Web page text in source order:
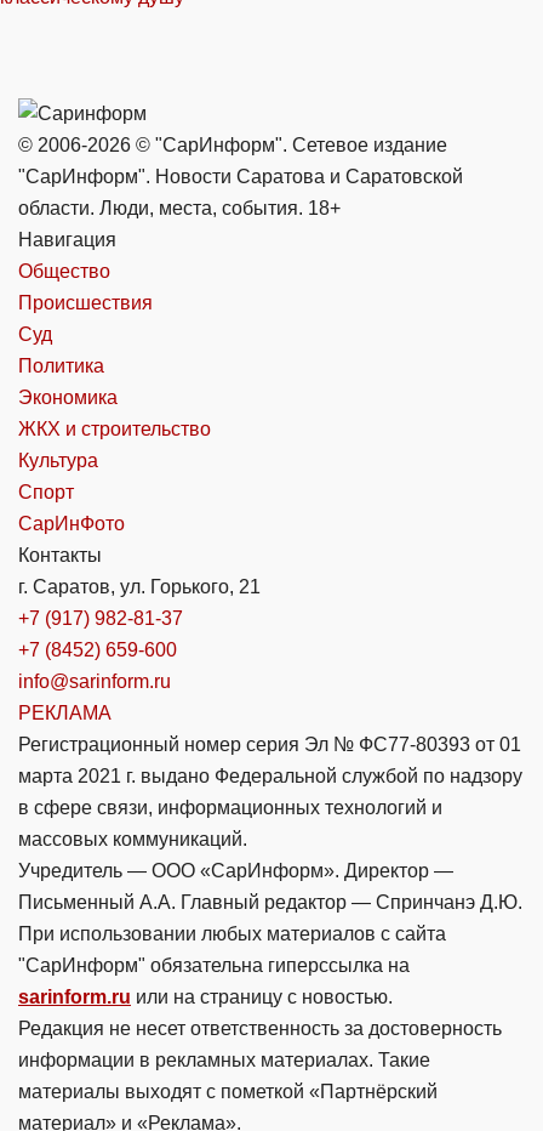
© 2006-2026 © "СарИнформ". Сетевое издание
"СарИнформ". Новости Саратова и Саратовской
области. Люди, места, события. 18+
Навигация
Общество
Происшествия
Суд
Политика
Экономика
ЖКХ и строительство
Культура
Спорт
СарИнФото
Контакты
г. Саратов, ул. Горького, 21
+7 (917) 982-81-37
+7 (8452) 659-600
info@sarinform.ru
РЕКЛАМА
Регистрационный номер серия Эл № ФС77-80393 от 01
марта 2021 г. выдано Федеральной службой по надзору
в сфере связи, информационных технологий и
массовых коммуникаций.
Учредитель — ООО «СарИнформ». Директор —
Письменный А.А. Главный редактор — Спринчанэ Д.Ю.
При использовании любых материалов с сайта
"СарИнформ" обязательна гиперссылка на
sarinform.ru или на страницу с новостью.
Редакция не несет ответственность за достоверность
информации в рекламных материалах. Такие
материалы выходят с пометкой «Партнёрский
материал» и «Реклама».